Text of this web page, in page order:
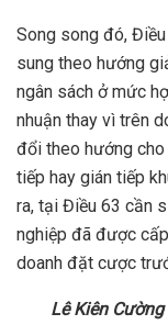
Song song đó,
sung theo hướng
ngân sách ở mức
nhuận thay vì trên
đổi theo hướng
tiếp hay gián tiếp
ra, tại Điều 63 cần
nghiệp đã được
doanh đặt cược
Lê Kiên